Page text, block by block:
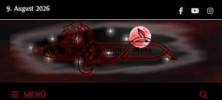
Zum
springen
9. August 2026
MENÜ